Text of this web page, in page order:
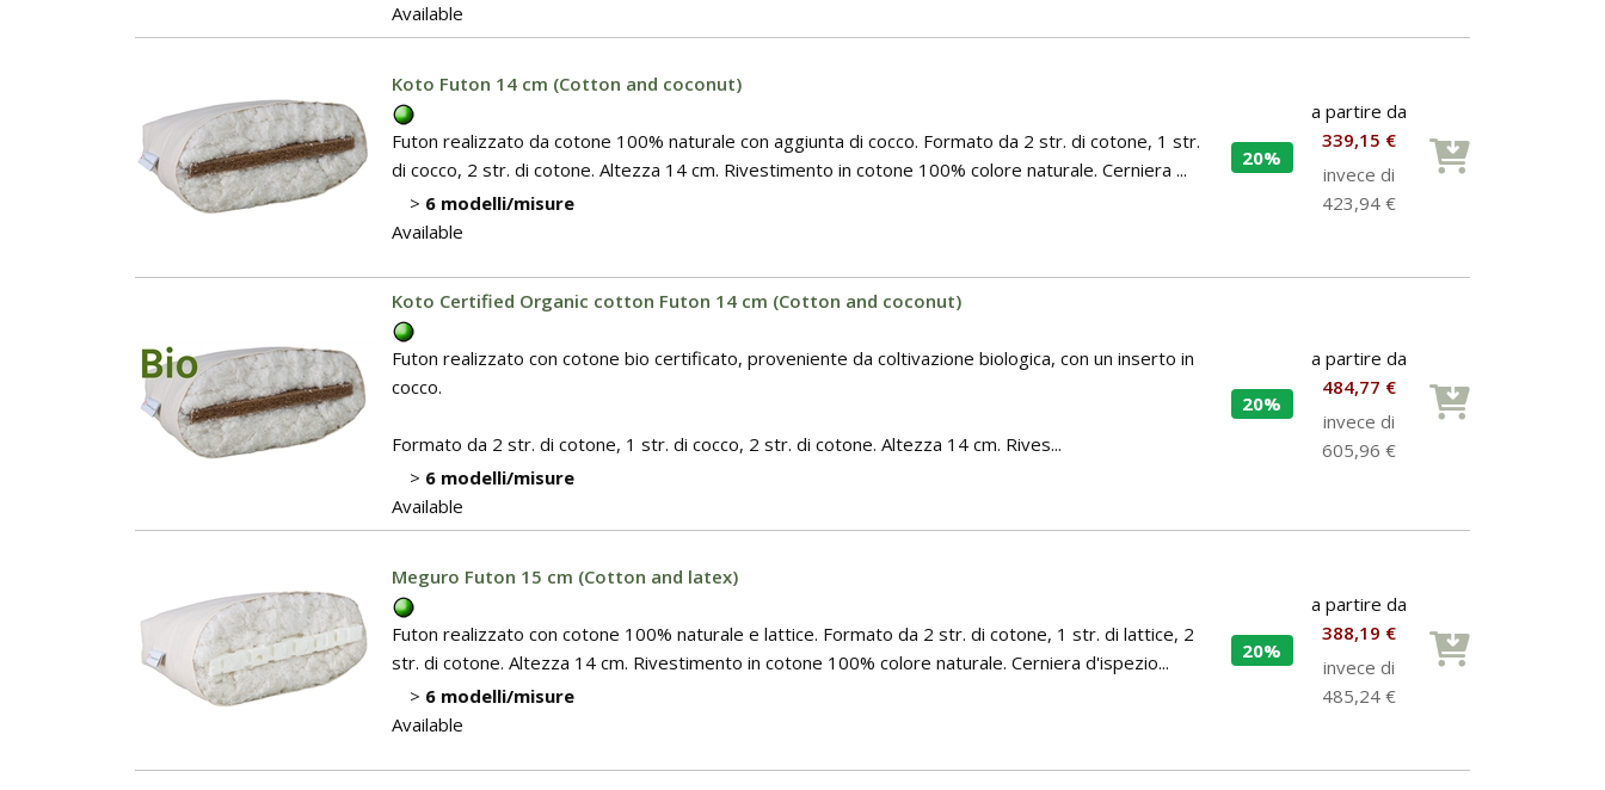
Available
Koto Futon 14 cm (Cotton and coconut)
Futon realizzato da cotone 100% naturale con aggiunta di cocco. Formato da 2 str. di cotone, 1 str.
di cocco, 2 str. di cotone. Altezza 14 cm. Rivestimento in cotone 100% colore naturale. Cerniera ...
> 6 modelli/misure
Available
20%
a partire da
339,15 €
invece di
423,94 €
Koto Certified Organic cotton Futon 14 cm (Cotton and coconut)
Futon realizzato con cotone bio certificato, proveniente da coltivazione biologica, con un inserto in
cocco.
Formato da 2 str. di cotone, 1 str. di cocco, 2 str. di cotone. Altezza 14 cm. Rives...
> 6 modelli/misure
Available
20%
a partire da
484,77 €
invece di
605,96 €
Meguro Futon 15 cm (Cotton and latex)
Futon realizzato con cotone 100% naturale e lattice. Formato da 2 str. di cotone, 1 str. di lattice, 2
str. di cotone. Altezza 14 cm. Rivestimento in cotone 100% colore naturale. Cerniera d'ispezio...
> 6 modelli/misure
Available
20%
a partire da
388,19 €
invece di
485,24 €